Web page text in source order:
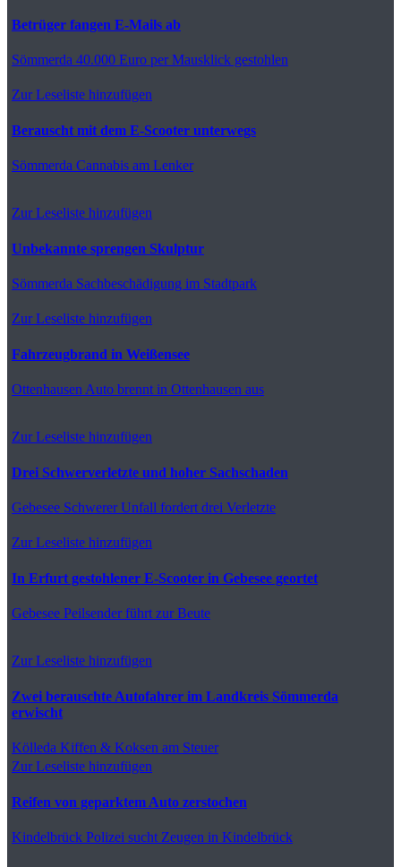
Betrüger fangen E-Mails ab
Sömmerda 40.000 Euro per Mausklick gestohlen
Zur Leseliste hinzufügen
Berauscht mit dem E-Scooter unterwegs
Sömmerda Cannabis am Lenker
Zur Leseliste hinzufügen
Unbekannte sprengen Skulptur
Sömmerda Sachbeschädigung im Stadtpark
Zur Leseliste hinzufügen
Fahrzeugbrand in Weißensee
Ottenhausen Auto brennt in Ottenhausen aus
Zur Leseliste hinzufügen
Drei Schwerverletzte und hoher Sachschaden
Gebesee Schwerer Unfall fordert drei Verletzte
Zur Leseliste hinzufügen
In Erfurt gestohlener E-Scooter in Gebesee geortet
Gebesee Peilsender führt zur Beute
Zur Leseliste hinzufügen
Zwei berauschte Autofahrer im Landkreis Sömmerda
erwischt
Kölleda Kiffen & Koksen am Steuer
Zur Leseliste hinzufügen
Reifen von geparktem Auto zerstochen
Kindelbrück Polizei sucht Zeugen in Kindelbrück